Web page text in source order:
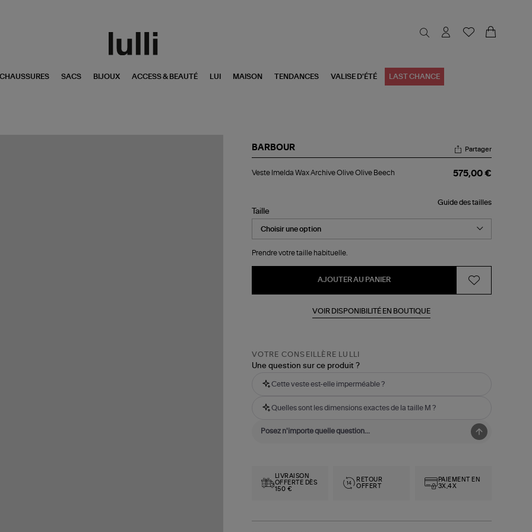
CHAUSSURES SACS BIJOUX ACCESS & BEAUTÉ LUI MAISON TENDANCES VALISE D'ÉTÉ LAST CHANCE
BARBOUR
Imelda
Olive
Partager
Veste Imelda Wax Archive Olive Olive Beech 575,00 €
Guide des tailles
Taille
Prendre votre taille habituelle.
AJOUTER AU PANIER
VOIR DISPONIBILITÉ EN BOUTIQUE
VOTRE CONSEILLÈRE LULLI
Une question sur ce produit ?
Cette veste est-elle imperméable ?
Quelles sont les dimensions exactes de la taille M ?
LIVRAISON
OFFERTE DÈS
150 €
RETOUR
OFFERT
PAIEMENT EN
3X,4X